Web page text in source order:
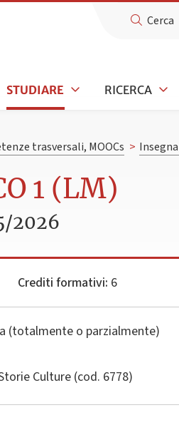
Cerca
STUDIARE RICERCA
trasversali, MOOCs >
1 (LM)
2026
Crediti formativi: 6
(totalmente o parzialmente)
Culture(cod. 6778)